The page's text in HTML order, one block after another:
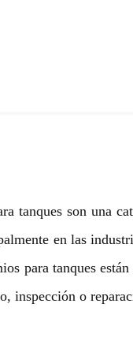
tanques son una
en las
para tanques
inspección o